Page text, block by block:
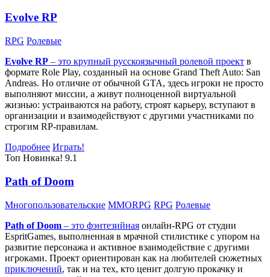
Evolve RP
RPG Ролевые
Evolve RP – это крупный русскоязычный ролевой проект в
формате Role Play, созданный на основе Grand Theft Auto: San
Andreas. Но отличие от обычной GTA, здесь игроки не просто
выполняют миссии, а живут полноценной виртуальной
жизнью: устраиваются на работу, строят карьеру, вступают в
организации и взаимодействуют с другими участниками по
строгим RP-правилам.
Подробнее Играть!
Топ Новинка! 9.1
Path of Doom
Многопользовательские MMORPG RPG Ролевые
Path of Doom – это фэнтезийная онлайн-RPG от студии
EspritGames, выполненная в мрачной стилистике с упором на
развитие персонажа и активное взаимодействие с другими
игроками. Проект ориентирован как на любителей сюжетных
приключений, так и на тех, кто ценит долгую прокачку и